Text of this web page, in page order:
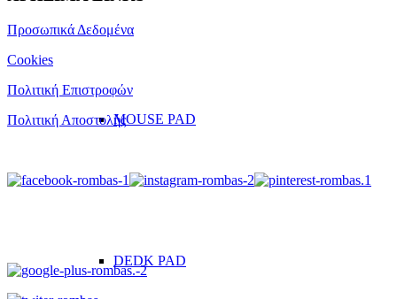
MOUSE PAD
DEDK PAD
Προσωπικά Δεδομένα
Cookies
Πολιτική Επιστροφών
Πολιτική Αποστολής